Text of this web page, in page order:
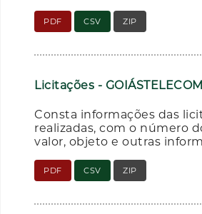
PDF CSV ZIP
Licitações - GOIÁSTELECOM
Consta informações das
realizadas, com o número
valor, objeto e outras
PDF CSV ZIP